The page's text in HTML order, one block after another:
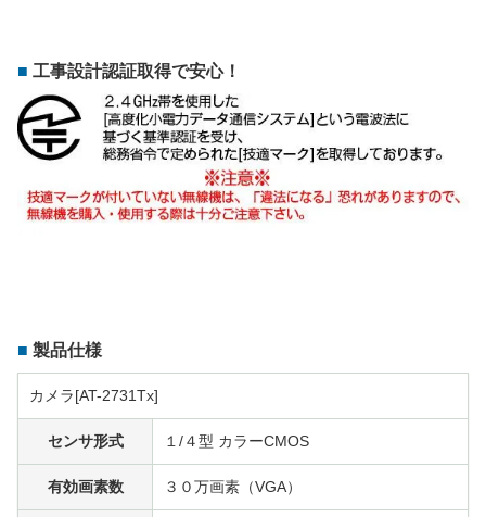
工事設計認証取得で安心！
製品仕様
カメラ[AT-2731Tx]
センサ形式 １/４型 カラーCMOS
有効画素数 ３０万画素（VGA）